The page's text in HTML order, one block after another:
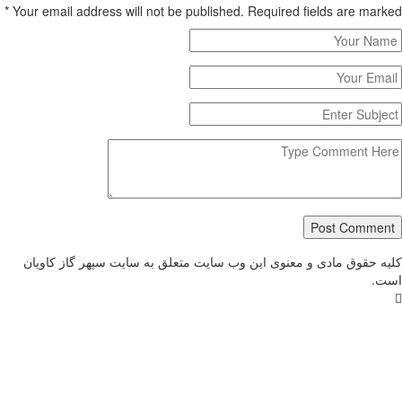
Your email address will not be published. Required fields are
*
Post
مادی و معنوی این وب سایت متعلق به سایت سپهر گاز کاویان